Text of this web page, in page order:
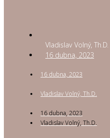
Vladislav Volný, Th.D.
16 dubna, 2023
16 dubna, 2023
Vladislav Volný, Th.D.
16 dubna, 2023
Vladislav Volný, Th.D.